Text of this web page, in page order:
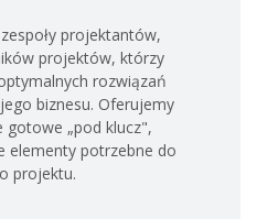
projektantów,
projektów, którzy
rozwiązań
biznesu. Oferujemy
gotowe „pod klucz",
elementy potrzebne do
projektu.